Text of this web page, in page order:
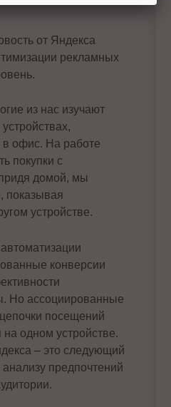
от Яндекса
рекламных
из нас изучают
в офис. На работе
покупки с
домой, мы
показывая
устройстве.
конверсии
Но ассоциированные
посещений
на одном устройстве.
‒ это следующий
предпочтений